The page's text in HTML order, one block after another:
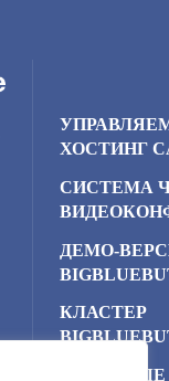
ХОСТИНГ
СИСТЕМА
ДЕМО-
КЛАСТЕР
ОБЛАЧНЫЕ